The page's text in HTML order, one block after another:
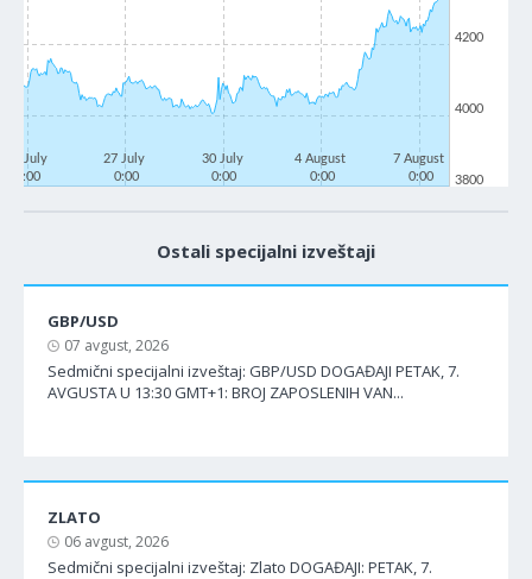
22 July
0:00
27 July
0:00
30 July
0:00
4 August
0:00
7 August
0:00
3800
4000
4200
Ostali specijalni izveštaji
GBP/USD
07 avgust, 2026
Sedmični specijalni izveštaj: GBP/USD DOGAĐAJI PETAK, 7.
AVGUSTA U 13:30 GMT+1: BROJ ZAPOSLENIH VAN...
ZLATO
06 avgust, 2026
Sedmični specijalni izveštaj: Zlato DOGAĐAJI: PETAK, 7.